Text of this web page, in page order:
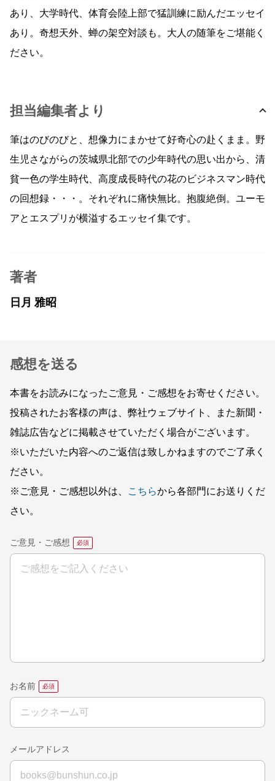
あり、大学時代、体育会陸上部で猛訓練に励んだエッセイ
あり。奇想天外、蝉の架空対談も。大人の随筆をご堪能く
ださい。
担当編集者より
筆はのびのびと、想像力にまかせて好奇心の赴くまま。野
生児さながらの茨城県北部での少年時代の思い出から、清
貧一色の学生時代、高度成長時代の花のビジネスマン時代
の回想録・・・。それぞれに痛快無比。抱腹絶倒。ユーモ
アとエスプリが横溢するエッセイ集です。
著者
日月 雅昭
感想を送る
本書をお読みになったご意見・ご感想をお寄せください。
投稿されたお客様の声は、弊社ウェブサイト、また新聞・
雑誌広告などに掲載させていただく場合がございます。
※いただいた内容へのご返信は致しかねますのでご了承く
ださい。
※ご意見・ご感想以外は、
こちらから各部門にお送りくだ
さい。
ご意見・ご感想
お名前
メールアドレス